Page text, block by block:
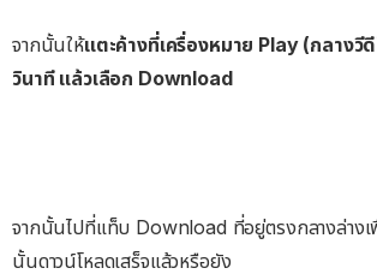
จากนั้นให้แตะค้างที่เครื่องหมาย Play (กลางวี
วินาที แล้วเลือก Download
จากนั้นไปที่แท็บ Download ที่อยู่ตรงกลางล่างเพื่
นั้นดาวน์โหลดเสร็จแล้วหรือยัง